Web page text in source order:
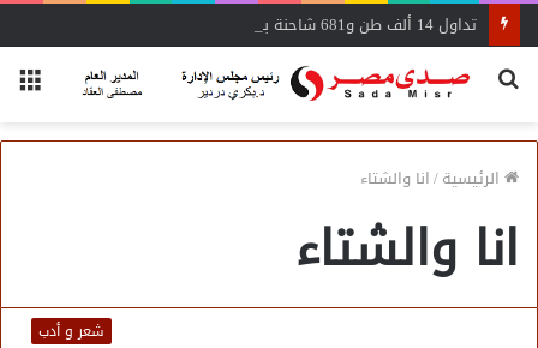
بحث
الرئيسية/انا والشتاء
انا والشتاء
شعر و أدب